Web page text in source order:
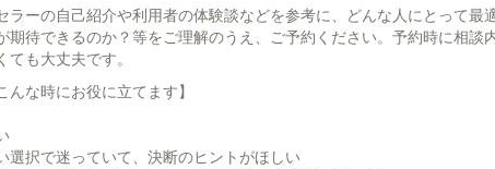
ラーの自己紹介や利用者の体験談などを参考に、どんな人にとって最
期待できるのか？等をご理解のうえ、ご予約ください。予約時に相談
ても大丈夫です。
んな時にお役に立てます】
選択で迷っていて、決断のヒントがほしい